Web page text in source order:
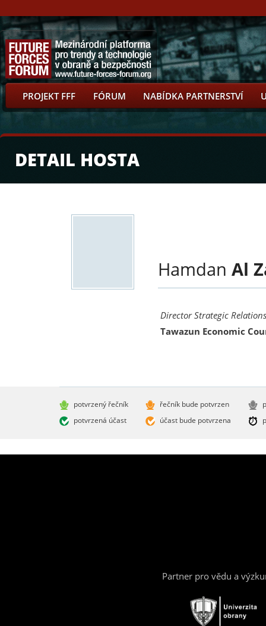
PROJEKT FFF FÓRUM NABÍDKA PARTNERSTVÍ
DETAIL HOSTA
Hamdan Al
Director Strategic Relations
Tawazun Economic
potvrzený řečník
potvrzená účast
řečník bude potvrzen
účast bude potvrzena
Partner pro vědu a